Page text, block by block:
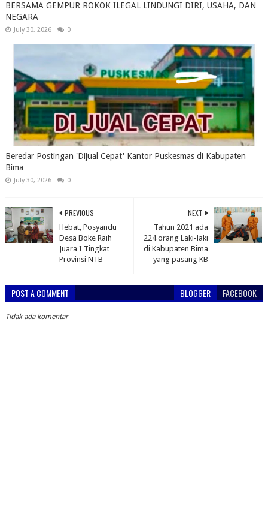
BERSAMA GEMPUR ROKOK ILEGAL LINDUNGI DIRI, USAHA, DAN
NEGARA
July 30, 2026 0
Beredar Postingan 'Dijual Cepat' Kantor Puskesmas di Kabupaten
Bima
July 30, 2026 0
NEXT
Tahun 2021 ada
224 orang Laki-laki
di Kabupaten Bima
yang pasang KB
PREVIOUS
Hebat, Posyandu
Desa Boke Raih
Juara I Tingkat
Provinsi NTB
POST A COMMENT BLOGGER FACEBOOK
Tidak ada komentar